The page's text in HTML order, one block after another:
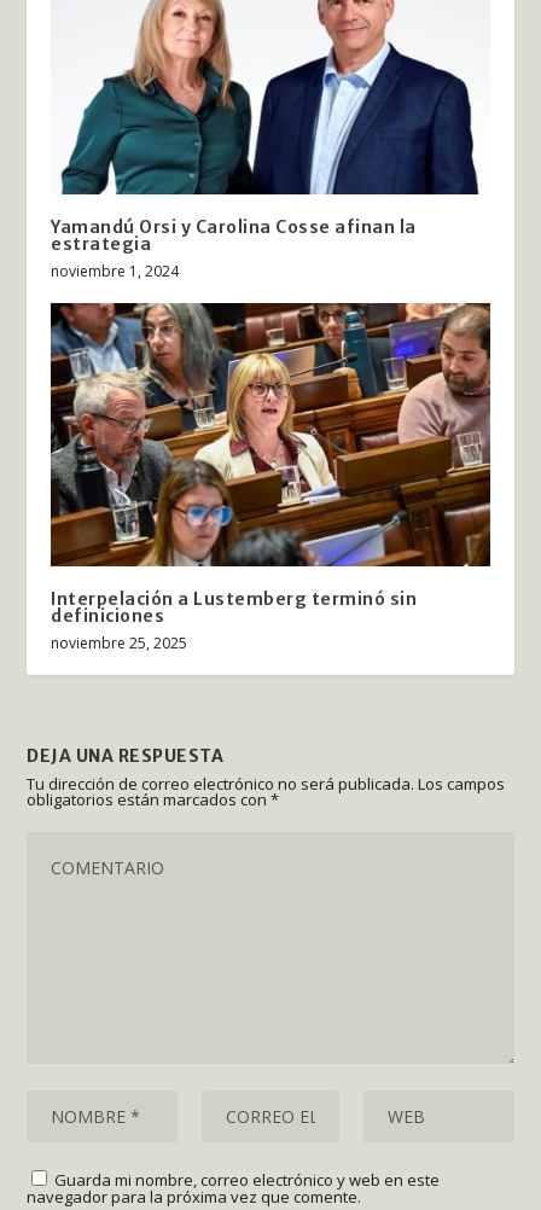
Yamandú Orsi y Carolina Cosse afinan la
estrategia
noviembre 1, 2024
Interpelación a Lustemberg terminó sin
definiciones
noviembre 25, 2025
DEJA UNA RESPUESTA
Tu dirección de correo electrónico no será publicada. Los campos
obligatorios están marcados con*
Guarda mi nombre, correo electrónico y web en este
navegador para la próxima vez que comente.